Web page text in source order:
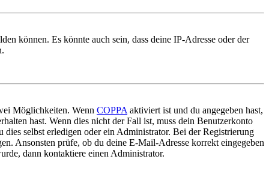
können. Es könnte auch sein, dass deine IP-Adresse oder der
Möglichkeiten. Wenn COPPA aktiviert ist und du angegeben hast,
hast. Wenn dies nicht der Fall ist, muss dein Benutzerkonto
selbst erledigen oder ein Administrator. Bei der Registrierung
Ansonsten prüfe, ob du deine E-Mail-Adresse korrekt eingegeben
dann kontaktiere einen Administrator.